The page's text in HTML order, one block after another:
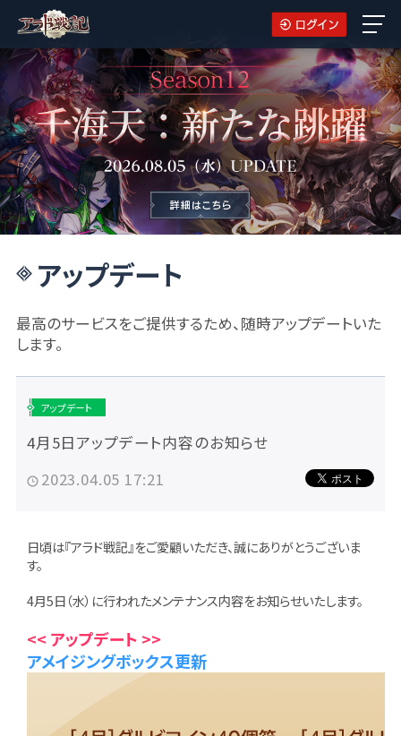
アップデート
最高のサービスをご提供するため、随時アップデートいた
します。
アップデート
4月5日アップデート内容のお知らせ
2023.04.05 17:21
日頃は『アラド戦記』をご愛顧いただき、誠にありがとうございま
す。
4月5日（水）に行われたメンテナンス内容をお知らせいたします。
<< アップデート >>
アメイジングボックス更新